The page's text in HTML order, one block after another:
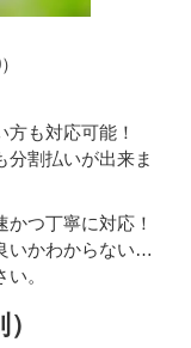
も対応可能！
分割払いが出来ま
つ丁寧に対応！
いかわからない…
。